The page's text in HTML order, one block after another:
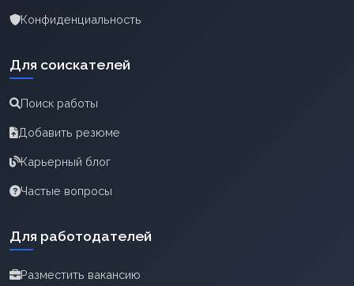
Конфиденциальность
Для соискателей
Поиск работы
Добавить резюме
Карьерный блог
Частые вопросы
Для работодателей
Разместить вакансию